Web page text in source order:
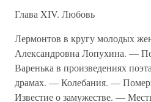
Глава XIV. Любовь
Лермонтов в кругу молодых
Александровна Лопухина. —
Варенька в произведениях
драмах. — Колебания. —
Известие о замужестве. —